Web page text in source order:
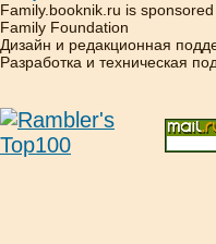
Family.booknik.ru is
Family Foundation
Дизайн и редакционная
Разработка и техническая